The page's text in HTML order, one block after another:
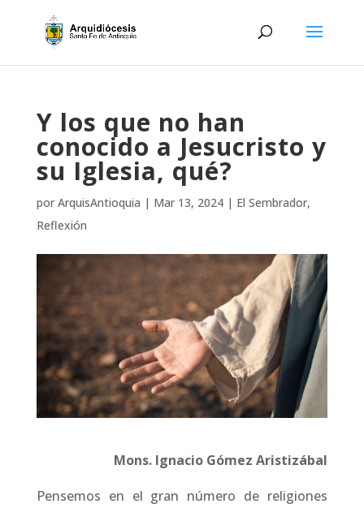
Y los que no han
conocido a Jesucristo y
su Iglesia, qué?
por ArquisAntioquia | Mar 13, 2024| El Sembrador,
Reflexión
Mons. Ignacio Gómez Aristizábal
Pensemos en el gran número de religiones